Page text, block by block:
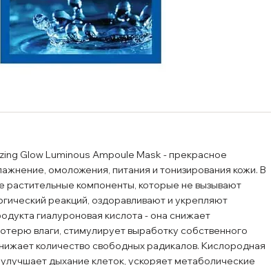
Glow Luminous Ampoule Mask - прекрасное
омоложения, питания и тонизирования кожи. В
растительные компоненты, которые не вызывают
реакций, оздоравливают и укрепляют
гиалуроновая кислота - она снижает
влаги, стимулирует выработку собственного
количество свободных радикалов. Кислородная
дыхание клеток, ускоряет метаболические